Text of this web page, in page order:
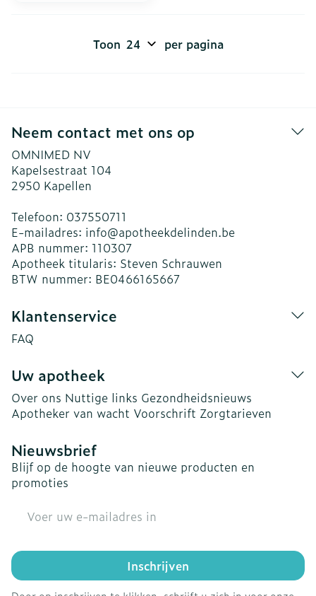
Toon per pagina
Neem contact met ons op
OMNIMED NV
Kapelsestraat 104
2950 Kapellen
Telefoon: 037550711
E-mailadres: info@apotheekdelinden.be
APB nummer: 110307
Apotheek titularis: Steven Schrauwen
BTW nummer: BE0466165667
Klantenservice
FAQ
Uw apotheek
Over ons Nuttige links Gezondheidsnieuws
Apotheker van wacht Voorschrift Zorgtarieven
Nieuwsbrief
Blijf op de hoogte van nieuwe producten en
promoties
Inschrijven